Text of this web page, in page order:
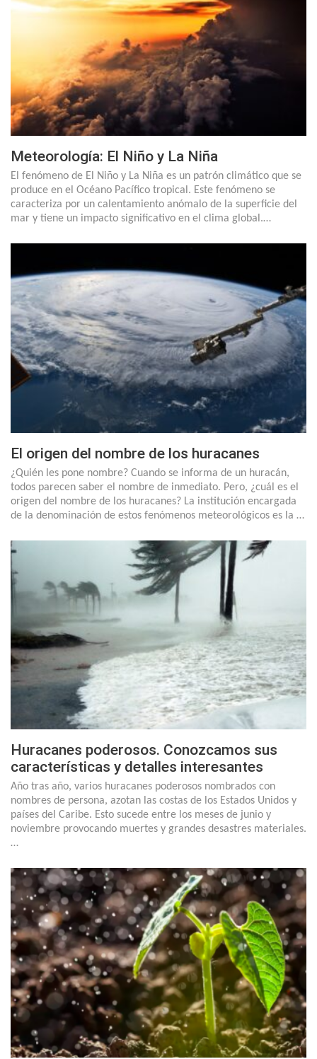
Meteorología: El Niño y La Niña
El fenómeno de El Niño y La Niña es un patrón climático que se
produce en el Océano Pacífico tropical. Este fenómeno se
caracteriza por un calentamiento anómalo de la superficie del
mar y tiene un impacto significativo en el clima global.…
El origen del nombre de los huracanes
¿Quién les pone nombre? Cuando se informa de un huracán,
todos parecen saber el nombre de inmediato. Pero, ¿cuál es el
origen del nombre de los huracanes? La institución encargada
de la denominación de estos fenómenos meteorológicos es la …
Huracanes poderosos. Conozcamos sus
características y detalles interesantes
Año tras año, varios huracanes poderosos nombrados con
nombres de persona, azotan las costas de los Estados Unidos y
países del Caribe. Esto sucede entre los meses de junio y
noviembre provocando muertes y grandes desastres materiales.
…